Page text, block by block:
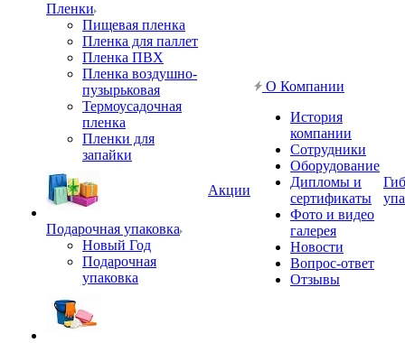
Пленки
Пищевая пленка
Пленка для паллет
Пленка ПВХ
Пленка воздушно-
пузырьковая
Термоусадочная
пленка
Пленки для
запайки
Подарочная упаковка
Новый Год
Подарочная
упаковка
Акции
О Компании
История
компании
Сотрудники
Оборудование
Дипломы и
сертификаты
Фото и видео
галерея
Новости
Вопрос-ответ
Отзывы